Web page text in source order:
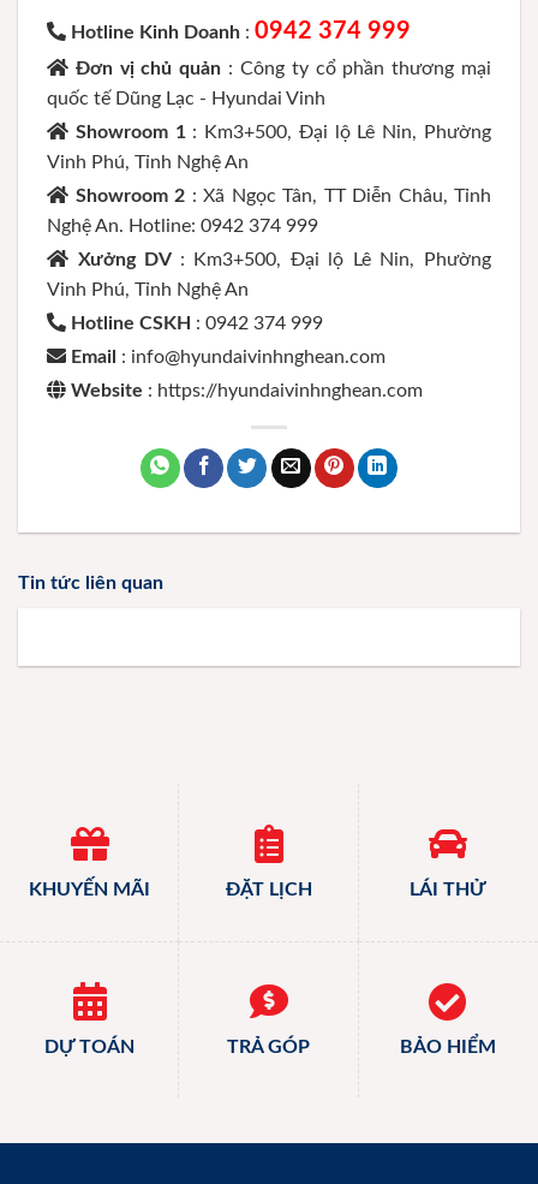
Hotline Kinh Doanh : 0942 374 999
Đơn vị chủ quản : Công ty cổ phần thương mại
quốc tế Dũng Lạc - Hyundai Vinh
Showroom 1 : Km3+500, Đại lộ Lê Nin, Phường
Vinh Phú, Tỉnh Nghệ An
Showroom 2 : Xã Ngọc Tân, TT Diễn Châu, Tỉnh
Nghệ An. Hotline: 0942 374 999
Xưởng DV : Km3+500, Đại lộ Lê Nin, Phường
Vinh Phú, Tỉnh Nghệ An
Hotline CSKH : 0942 374 999
Email : info@hyundaivinhnghean.com
Website : https://hyundaivinhnghean.com
Tin tức liên quan
KHUYẾN MÃI ĐẶT LỊCH LÁI THỬ
DỰ TOÁN TRẢ GÓP BẢO HIỂM